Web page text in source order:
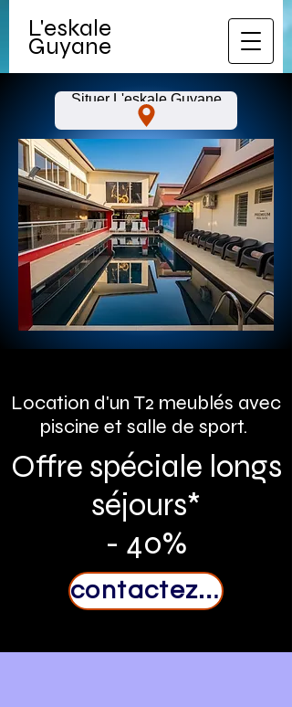
L'eskale
Guyane
Situer L'eskale Guyane
Location d'un T2 meublés avec
piscine et salle de sport.
Offre spéciale longs
séjours*
- 40%
contactez-nous